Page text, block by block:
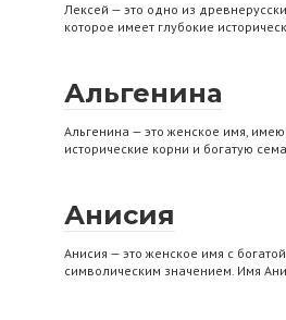
Лексей — это одно из
которое имеет глубокие
Альгенина
Альгенина — это женское имя,
исторические корни и богатую
Анисия
Анисия — это женское имя с
символическим значением. Имя